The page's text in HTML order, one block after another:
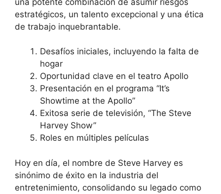
estratégicos, un talento excepcional y una ética
de trabajo inquebrantable.
Desafíos iniciales, incluyendo la falta de
hogar
Oportunidad clave en el teatro Apollo
Presentación en el programa “It’s
Showtime at the Apollo”
Exitosa serie de televisión, “The Steve
Harvey Show”
Roles en múltiples películas
Hoy en día, el nombre de Steve Harvey es
sinónimo de éxito en la industria del
entretenimiento, consolidando su legado como